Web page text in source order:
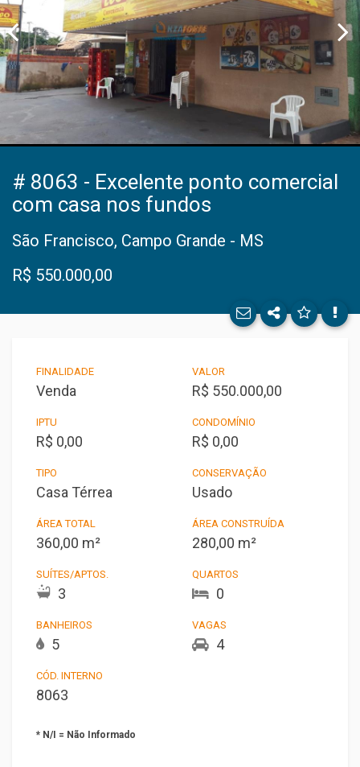
# 8063 - Excelente ponto comercial
com casa nos fundos
São Francisco, Campo Grande - MS
R$ 550.000,00
FINALIDADE
Venda
VALOR
R$ 550.000,00
IPTU
R$ 0,00
CONDOMÍNIO
R$ 0,00
TIPO
Casa Térrea
CONSERVAÇÃO
Usado
ÁREA TOTAL
360,00 m²
ÁREA CONSTRUÍDA
280,00 m²
SUÍTES/APTOS.
3
QUARTOS
0
BANHEIROS
5
VAGAS
4
CÓD. INTERNO
8063
* N/I = Não Informado